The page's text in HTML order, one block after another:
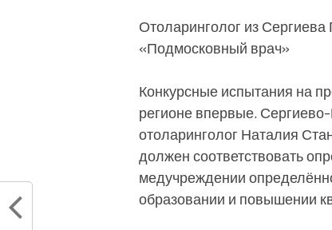
Отоларинголог из
«Подмосковный врач»
Конкурсные испытания на
регионе впервые.
отоларинголог Наталия
должен соответствовать
медучреждении
образовании и повышении